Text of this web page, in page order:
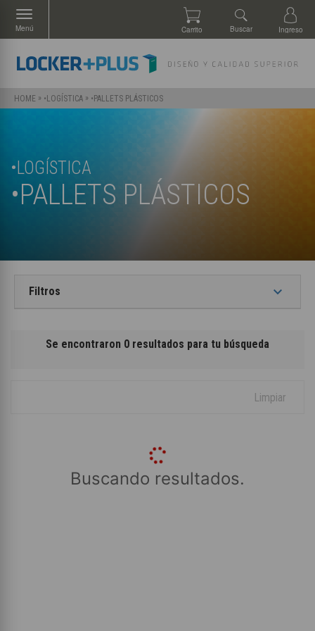
HOME » •LOGÍSTICA » •PALLETS PLÁSTICOS
•LOGÍSTICA
•PALLETS PLÁSTICOS
Filtros keyboard_arrow_down
Se encontraron 0 resultados para tu búsqueda
Limpiar
Buscando resultados.
Menú Carrito Buscar Ingreso